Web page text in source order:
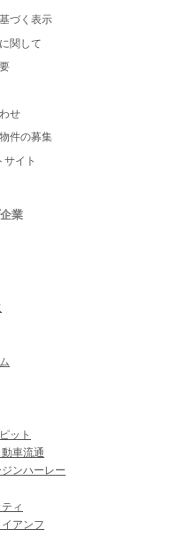
づく表示
関して
せ
件の募集
サイト
業
ット
車流通
ンハーレー
ィ
アンフ